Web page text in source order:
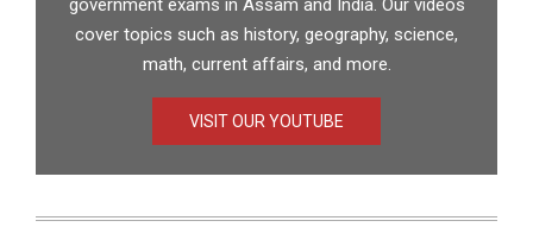
government exams in Assam and India. Our videos
cover topics such as history, geography, science,
math, current affairs, and more.
VISIT OUR YOUTUBE